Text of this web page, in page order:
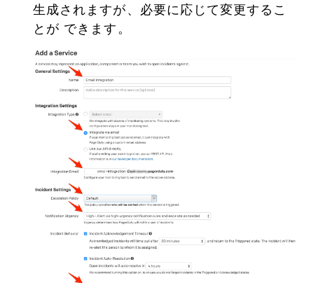
生成されますが、必要に応じて変更するこ